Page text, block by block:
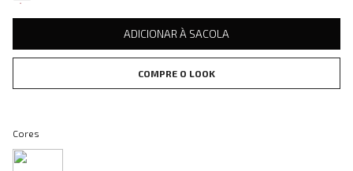
ADICIONAR À SACOLA
COMPRE O LOOK
Cores